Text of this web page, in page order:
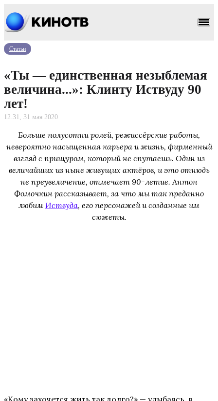
Статьи
«Ты — единственная незыблемая
величина...»: Клинту Иствуду 90
лет!
12:31, 31 мая 2020
Больше полусотни ролей, режиссёрские работы,
невероятно насыщенная карьера и жизнь, фирменный
взгляд с прищуром, который не спутаешь. Один из
величайших из ныне живущих актёров, и это отнюдь
не преувеличение, отмечает 90-летие. Антон
Фомочкин рассказывает, за что мы так преданно
любим Иствуда, его персонажей и созданные им
сюжеты.
«Кому захочется жить так долго?» — улыбаясь, в